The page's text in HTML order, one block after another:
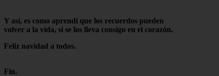
Y así, es como aprendí que los recuerdos pueden
volver a la vida, si se los lleva consigo en el corazón.
Feliz navidad a todos.
Fin.